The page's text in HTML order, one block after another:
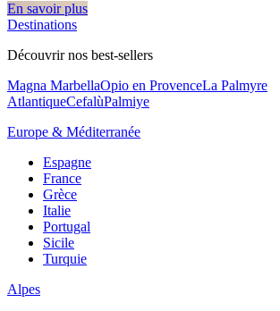
En savoir plus
Destinations
Découvrir nos best-sellers
Magna MarbellaOpio en ProvenceLa Palmyre
AtlantiqueCefalùPalmiye
Europe & Méditerranée
Espagne
France
Grèce
Italie
Portugal
Sicile
Turquie
Alpes